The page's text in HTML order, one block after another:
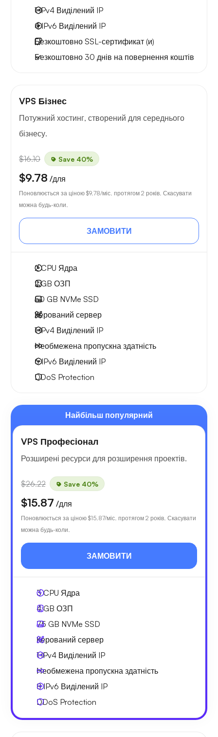
1 IPv4 Виділений IP
4 IPv6 Виділений IP
Безкоштовно SSL-сертификат (и)
Безкоштовно 30 днів на повернення коштів
VPS Бізнес
Потужний хостинг, створений для середнього
бізнесу.
$16.10 Save 40%
$9.78 /для
Поновлюється за ціною $9.78/міс. протягом 2 років. Скасувати
можна будь-коли.
ЗАМОВИТИ
2CPU Ядра
2 GB ОЗП
50 GB NVMe SSD
Керований сервер
1 IPv4 Виділений IP
Необмежена пропускна здатність
6 IPv6 Виділений IP
DDoS Protection
Найбільш популярний
VPS Професіонал
Розширені ресурси для розширення проектів.
$26.22 Save 40%
$15.87 /для
Поновлюється за ціною $15.87/міс. протягом 2 років. Скасувати
можна будь-коли.
ЗАМОВИТИ
3CPU Ядра
4 GB ОЗП
75 GB NVMe SSD
Керований сервер
1 IPv4 Виділений IP
Необмежена пропускна здатність
8 IPv6 Виділений IP
DDoS Protection